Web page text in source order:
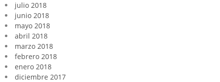
julio 2018
junio 2018
mayo 2018
abril 2018
marzo 2018
febrero 2018
enero 2018
diciembre 2017